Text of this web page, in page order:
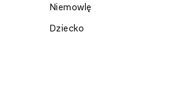
Niemowlę
Dziecko